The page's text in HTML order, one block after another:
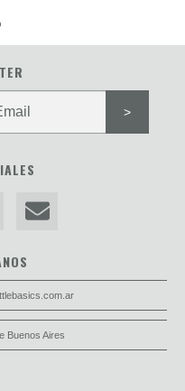
Buenos Aires